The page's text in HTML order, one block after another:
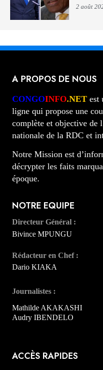
2 août
A PROPOS DE NOUS
CONGOINFO.NET est
ligne qui propose une
complète et objective de
nationale de la RDC et
Notre Mission est
décrypter les faits
époque.
NOTRE EQUIPE
Directeur Général :
Bivince MPUNGU
Rédacteur en Chef :
Dario KIAKA
Journalistes :
Mathilde AKAKASHI
Audry IBENDELO
ACCÈS RAPIDES